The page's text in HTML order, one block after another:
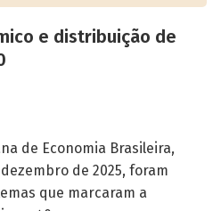
e distribuição de
de Economia Brasileira,
de 2025, foram
que marcaram a